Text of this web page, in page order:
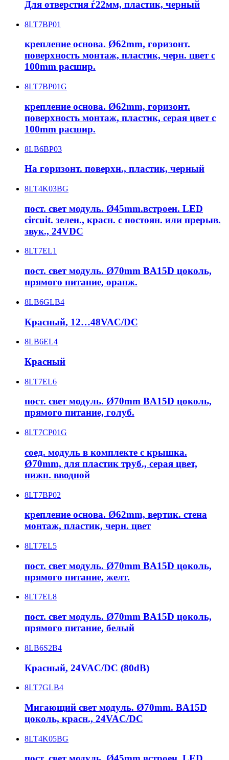
Для отверстия ѓ22мм, пластик, черный
8LT7BP01
крепление основа. Ø62mm, горизонт.
поверхность монтаж, пластик, черн. цвет с
100mm расшир.
8LT7BP01G
крепление основа. Ø62mm, горизонт.
поверхность монтаж, пластик, серая цвет с
100mm расшир.
8LB6BP03
На горизонт. поверхн., пластик, черный
8LT4K03BG
пост. свет модуль. Ø45mm.встроен. LED
circuit. зелен., красн. с постоян. или прерыв.
звук., 24VDC
8LT7EL1
пост. свет модуль. Ø70mm BA15D цоколь,
прямого питание, оранж.
8LB6GLB4
Красный, 12…48VAC/DC
8LB6EL4
Красный
8LT7EL6
пост. свет модуль. Ø70mm BA15D цоколь,
прямого питание, голуб.
8LT7CP01G
соед. модуль в комплекте с крышка.
Ø70mm, для пластик труб., серая цвет,
нижн. вводной
8LT7BP02
крепление основа. Ø62mm, вертик. стена
монтаж, пластик, черн. цвет
8LT7EL5
пост. свет модуль. Ø70mm BA15D цоколь,
прямого питание, желт.
8LT7EL8
пост. свет модуль. Ø70mm BA15D цоколь,
прямого питание, белый
8LB6S2B4
Красный, 24VAC/DC (80dB)
8LT7GLB4
Мигающий свет модуль. Ø70mm. BA15D
цоколь, красн., 24VAC/DC
8LT4K05BG